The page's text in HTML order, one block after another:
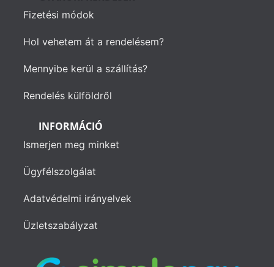
Fizetési módok
Hol vehetem át a rendelésem?
Mennyibe kerül a szállítás?
Rendelés külföldről
INFORMÁCIÓ
Ismerjen meg minket
Ügyfélszolgálat
Adatvédelmi irányelvek
Üzletszabályzat